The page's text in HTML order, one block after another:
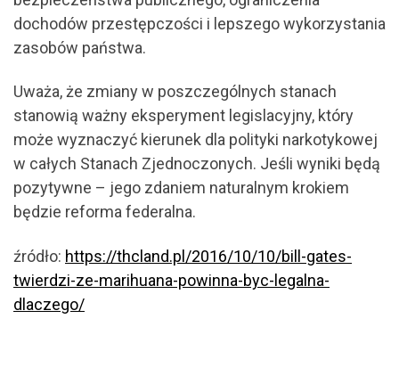
dochodów przestępczości i lepszego wykorzystania
zasobów państwa.
Uważa, że zmiany w poszczególnych stanach
stanowią ważny eksperyment legislacyjny, który
może wyznaczyć kierunek dla polityki narkotykowej
w całych Stanach Zjednoczonych. Jeśli wyniki będą
pozytywne – jego zdaniem naturalnym krokiem
będzie reforma federalna.
źródło: https://thcland.pl/2016/10/10/bill-gates-
twierdzi-ze-marihuana-powinna-byc-legalna-
dlaczego/